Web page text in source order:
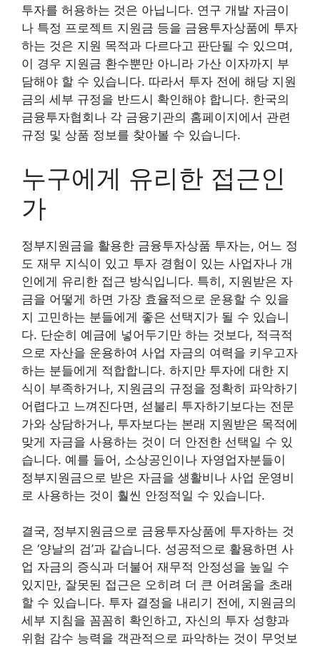
투자를 허용하는 것은 아닙니다. 연구 개발 자금이
나 특정 프로젝트 지원금 등을 금융투자상품에 투자
하는 것은 지원 목적과 다르다고 판단될 수 있으며,
이 경우 지원금 환수뿐만 아니라 가산 이자까지 부
담해야 할 수 있습니다. 따라서 투자 전에 해당 지원
금의 세부 규정을 반드시 확인해야 합니다. 한국의
금융투자협회나 각 금융기관의 홈페이지에서 관련
규정 및 상품 정보를 찾아볼 수 있습니다.
누구에게 유리한 접근인
가
정부지원금을 활용한 금융투자상품 투자는, 어느 정
도 재무 지식이 있고 투자 경험이 있는 사업자나 개
인에게 유리한 접근 방식입니다. 특히, 지원받은 자
금을 어떻게 하면 가장 효율적으로 운용할 수 있을
지 고민하는 분들에게 좋은 선택지가 될 수 있습니
다. 단순히 예금에 넣어두기만 하는 것보다, 적극적
으로 자산을 운용하여 사업 자금의 여력을 키우고자
하는 분들에게 적합합니다. 하지만 투자에 대한 지
식이 부족하거나, 지원금의 규정을 정확히 파악하기
어렵다고 느껴진다면, 섣불리 투자하기보다는 전문
가와 상담하거나, 투자보다는 본래 지원받은 목적에
맞게 자금을 사용하는 것이 더 안전한 선택일 수 있
습니다. 예를 들어, 소상공인이나 자영업자분들이
정부지원금으로 받은 자금을 생활비나 사업 운영비
로 사용하는 것이 훨씬 안정적일 수 있습니다.
결국, 정부지원금으로 금융투자상품에 투자하는 것
은 ‘양날의 검’과 같습니다. 성공적으로 활용하면 사
업 자금의 증식과 더불어 재무적 안정성을 높일 수
있지만, 잘못된 접근은 오히려 더 큰 어려움을 초래
할 수 있습니다. 투자 결정을 내리기 전에, 지원금의
세부 지침을 꼼꼼히 확인하고, 자신의 투자 성향과
위험 감수 능력을 객관적으로 파악하는 것이 무엇보